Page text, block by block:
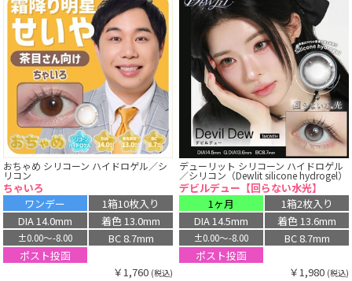
おちゃめ シリコーン ハイドロゲル／シ
リコン
ちゃいろ
ワンデー
1箱10枚入り
DIA 14.0mm
着色 13.0mm
±0.00〜-8.00
BC 8.7mm
ポスト投函
￥1,760 (税込)
デューリット シリコーン ハイドロゲル
／シリコン（Dewlit silicone hydrogel）
デビルデュー【回らない水光】
1ヶ月
1箱2枚入り
DIA 14.5mm
着色 13.6mm
±0.00〜-8.00
BC 8.7mm
ポスト投函
￥1,980 (税込)